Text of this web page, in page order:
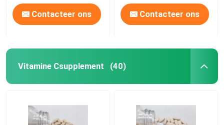
Contacteer ons Contacteer ons
Vitamine Csupplement (40)